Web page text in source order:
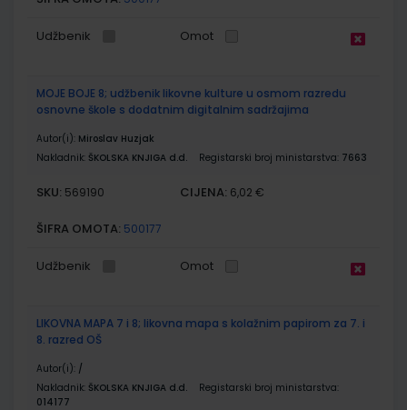
Udžbenik Omot
MOJE BOJE 8; udžbenik likovne kulture u osmom razredu
osnovne škole s dodatnim digitalnim sadržajima
Autor(i): Miroslav Huzjak
Nakladnik: ŠKOLSKA KNJIGA d.d. Registarski broj ministarstva: 7663
SKU: 569190 CIJENA: 6,02 €
ŠIFRA OMOTA: 500177
Udžbenik Omot
LIKOVNA MAPA 7 i 8; likovna mapa s kolažnim papirom za 7. i
8. razred OŠ
Autor(i): /
Nakladnik: ŠKOLSKA KNJIGA d.d.
Registarski broj ministarstva:
014177